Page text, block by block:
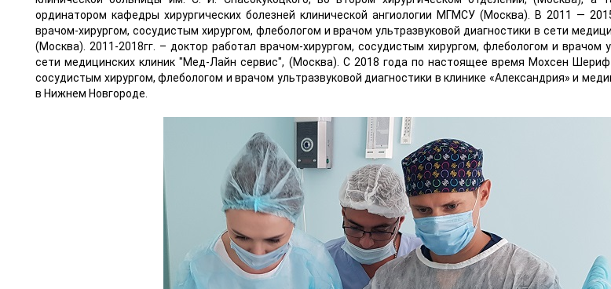
ординатором кафедры хирургических болезней клинической ангиологии МГМСУ (Москва). В 2011 —
врачом-хирургом, сосудистым хирургом, флебологом и врачом ультразвуковой диагностики в сети
(Москва). 2011-2018гг. – доктор работал врачом-хирургом, сосудистым хирургом, флебологом и врачом
сети медицинских клиник "Мед-Лайн сервис", (Москва). С 2018 года по настоящее время Мохсен Шериф
сосудистым хирургом, флебологом и врачом ультразвуковой диагностики в клинике «Александрия» и
в Нижнем Новгороде.